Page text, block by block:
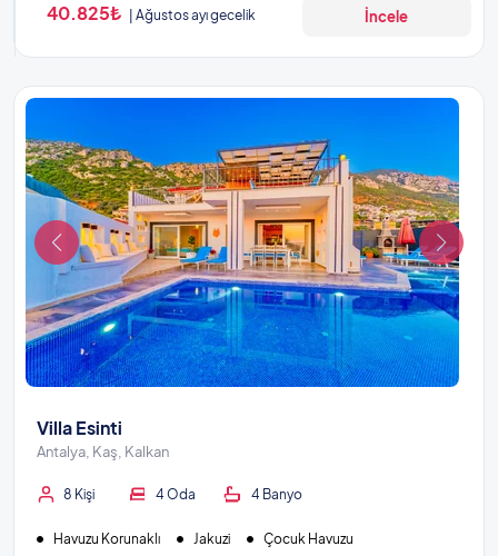
40.825₺ Ağustos ayı gecelik İncele
Villa Esinti
Antalya, Kaş, Kalkan
8 Kişi 4 Oda 4 Banyo
Havuzu Korunaklı Jakuzi
Çocuk Havuzu